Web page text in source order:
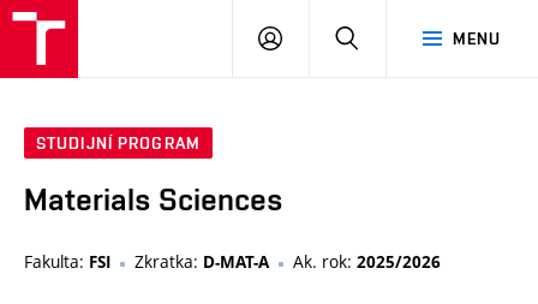
MENU
PŘIHLÁSIT
STUDIJNÍ PROGRAM
Materials Sciences
Fakulta: FSI Zkratka: D-MAT-A Ak. rok: 2025/2026